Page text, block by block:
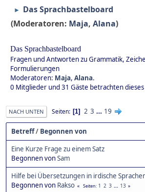
►
Das Sprachbastelboard
(Moderatoren: Maja, Alana)
Das Sprachbastelboard
Fragen und Antworten zu Grammatik,
Formulierungen
Moderatoren: Maja, Alana.
0 Mitglieder und 31 Gäste betrachten
NACH UNTEN Seiten 1 2 3 ... 19
Betreff/ Begonnen von
Eine Kurze Frage zu einem Satz
Begonnen vonSam
Hilfe bei Übersetzungen in irdische
Begonnen von Rakso Seiten 1 2 3 ... 13